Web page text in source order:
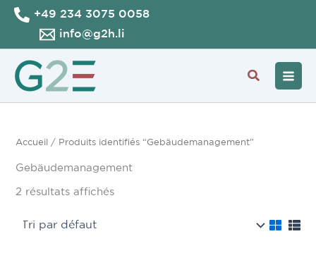
Aller
contenu
+49 234 3075 0058
info@g2h.li
Accueil / Produits identifiés “Gebäudemanagement”
Gebäudemanagement
2 résultats affichés